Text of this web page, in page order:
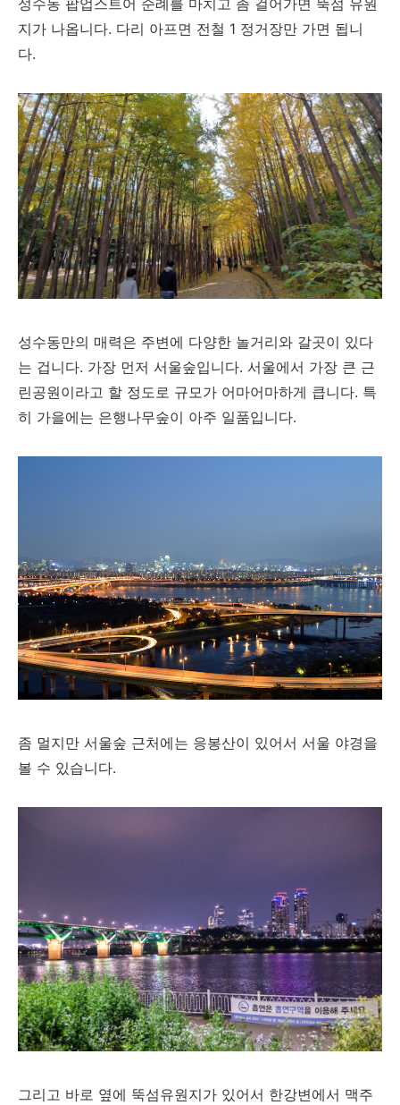
성수동 팝업스트어 순례를 마치고 좀 걸어가면 뚝섬 유원
지가 나옵니다. 다리 아프면 전철 1 정거장만 가면 됩니
다.
성수동만의 매력은 주변에 다양한 놀거리와 갈곳이 있다
는 겁니다. 가장 먼저 서울숲입니다. 서울에서 가장 큰 근
린공원이라고 할 정도로 규모가 어마어마하게 큽니다. 특
히 가을에는 은행나무숲이 아주 일품입니다.
좀 멀지만 서울숲 근처에는 응봉산이 있어서 서울 야경을
볼 수 있습니다.
그리고 바로 옆에 뚝섬유원지가 있어서 한강변에서 맥주